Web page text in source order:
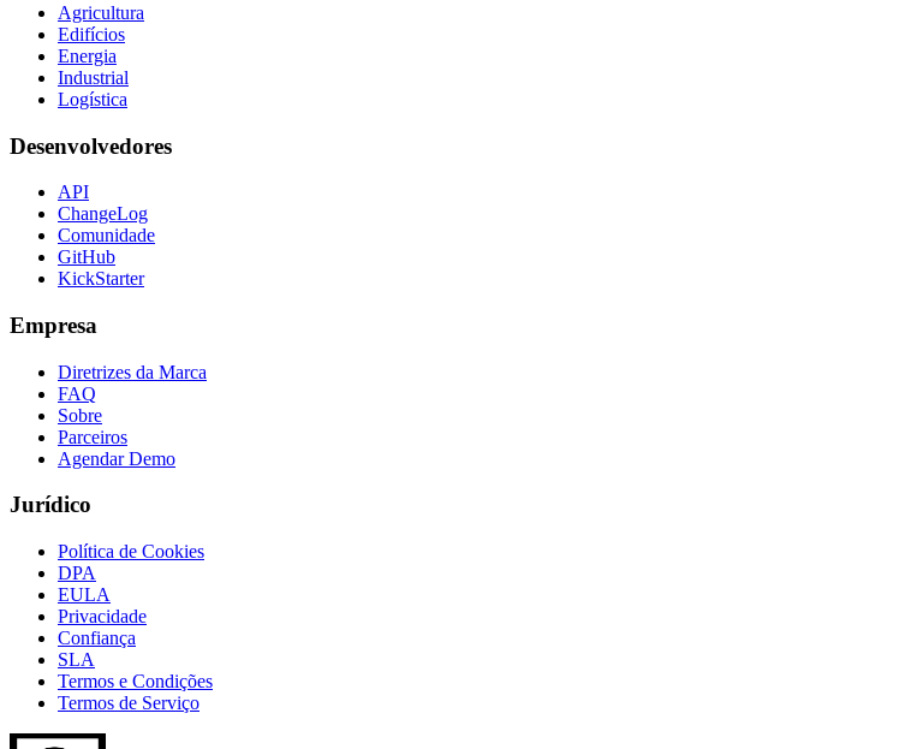
Agricultura
Edifícios
Energia
Industrial
Logística
Desenvolvedores
API
ChangeLog
Comunidade
GitHub
KickStarter
Empresa
Diretrizes da Marca
FAQ
Sobre
Parceiros
Agendar Demo
Jurídico
Política de Cookies
DPA
EULA
Privacidade
Confiança
SLA
Termos e Condições
Termos de Serviço